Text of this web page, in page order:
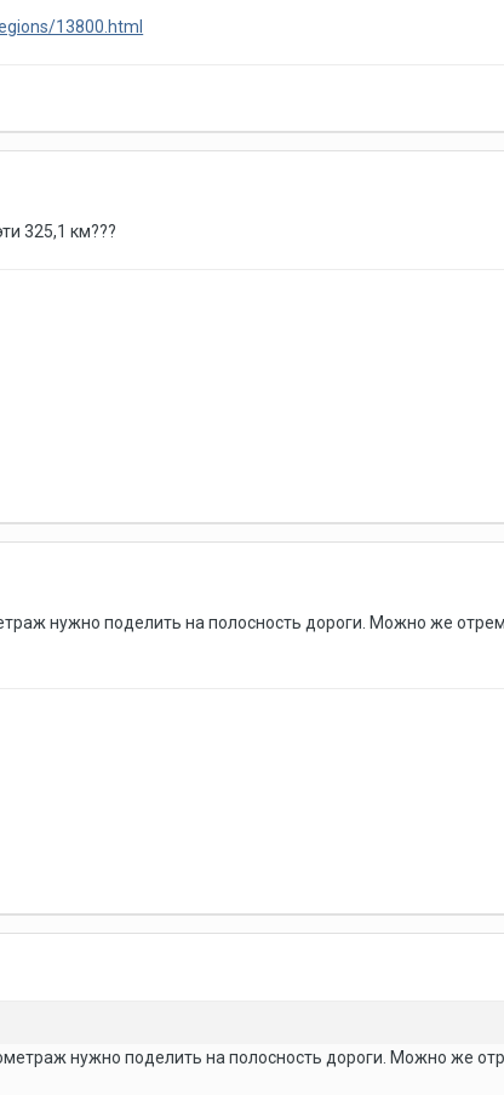
13800.html
325,1 км???
нужно поделить на полосность дороги. Можно же
нужно поделить на полосность дороги. Можно же